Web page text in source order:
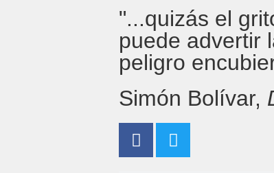
"...quizás el
puede advertir
peligro
Simón Bolívar,